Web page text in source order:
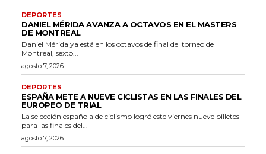
DEPORTES
DANIEL MÉRIDA AVANZA A OCTAVOS EN EL MASTERS
DE MONTREAL
Daniel Mérida ya está en los octavos de final del torneo de
Montreal, sexto...
agosto 7, 2026
DEPORTES
ESPAÑA METE A NUEVE CICLISTAS EN LAS FINALES DEL
EUROPEO DE TRIAL
La selección española de ciclismo logró este viernes nueve billetes
para las finales del...
agosto 7, 2026